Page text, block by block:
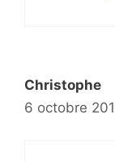
Christophe
6 octobre